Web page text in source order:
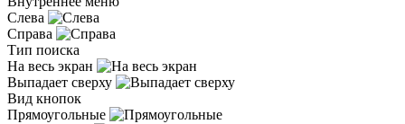
Слева
Справа
Тип поиска
На весь экран
Выпадает сверху
Вид кнопок
Прямоугольные